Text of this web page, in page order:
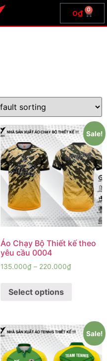
0₫ 0
Sale!
Áo Chạy Bộ Thiết kế theo
yêu cầu 0004
135.000₫– 220.000₫
Select options
Sale!